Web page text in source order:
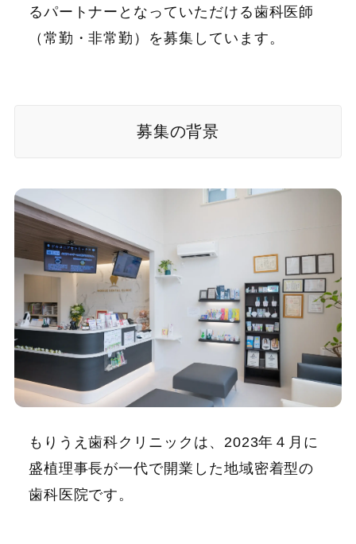
勤務条件（歯科医師）
るパートナーとなっていただける歯科医師
（常勤・非常勤）を募集しています。
募集の背景
もりうえ歯科クリニックは、2023年４月に
盛植理事長が一代で開業した地域密着型の
歯科医院です。